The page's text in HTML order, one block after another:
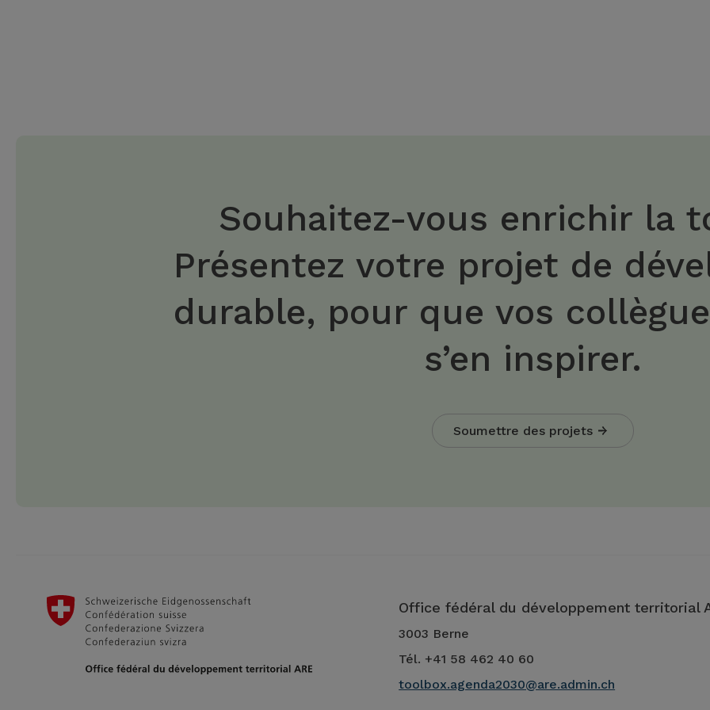
Souhaitez-vous enrichir la
Présentez votre projet de
durable, pour que vos
s’en inspirer.
Soumettre des projets
Office fédéral du développement territorial
3003 Berne
Tél. +41 58 462 40 60
toolbox.agenda2030@are.admin.ch